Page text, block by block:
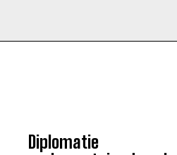
Diplomatie